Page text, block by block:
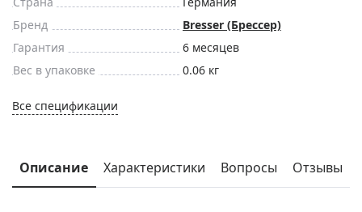
Бренд
Bresser (Брессер)
Гарантия
6 месяцев
Вес в упаковке
0.06 кг
Все спецификации
Описание Характеристики Вопросы Отзывы